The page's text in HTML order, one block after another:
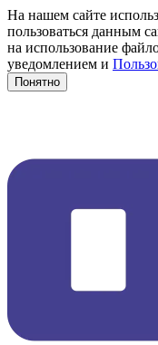
На нашем сайте
пользоваться данным
на использование
уведомлением и
Понятно